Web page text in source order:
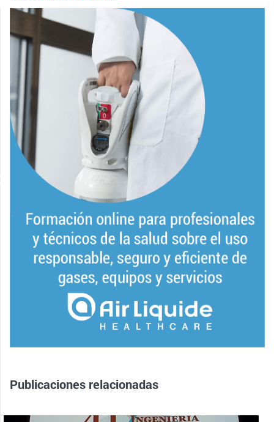
Publicaciones relacionadas